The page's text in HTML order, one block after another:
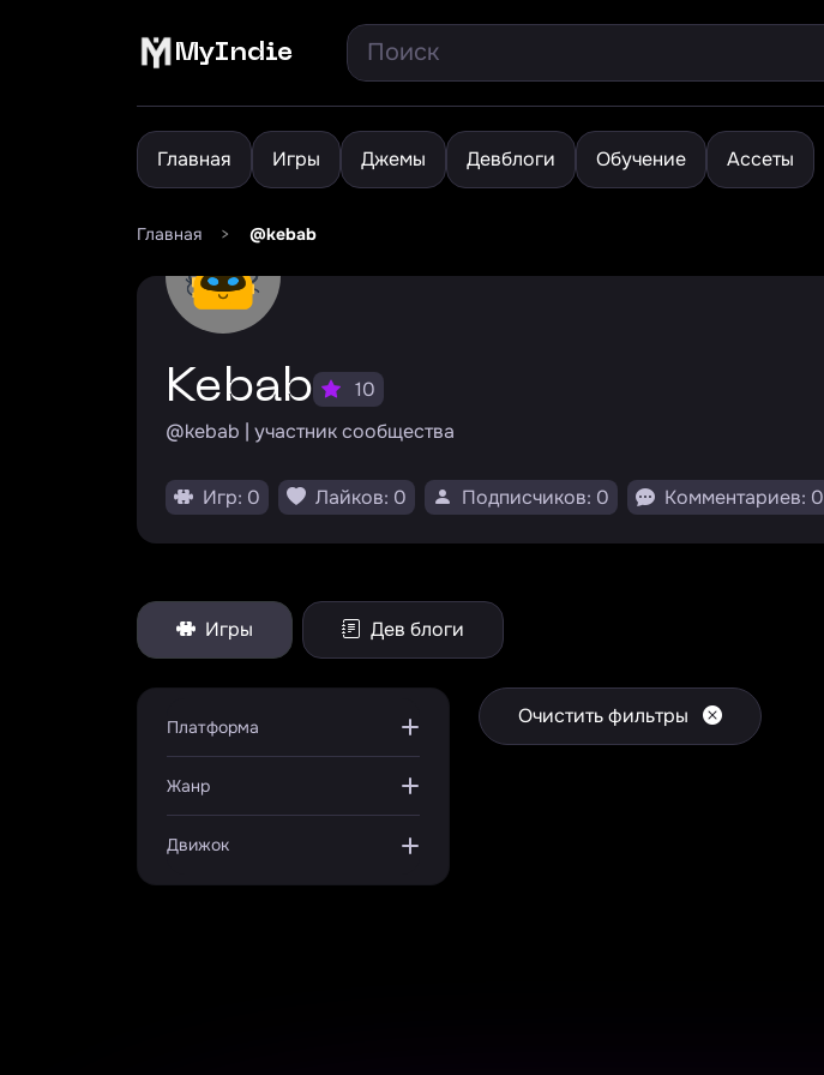
MyIndie
Главная Игры Джемы Девблоги Обучение Ассеты
Главная > @kebab
kebab
10
@kebab | участник сообщества
Игр: 0 Лайков: 0 Подписчиков: 0 Комментариев: 0
Игры Дев блоги
Платформа
Жанр
Движок
Очистить фильтры